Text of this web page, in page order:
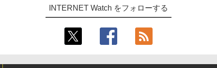
INTERNET Watch をフォローする